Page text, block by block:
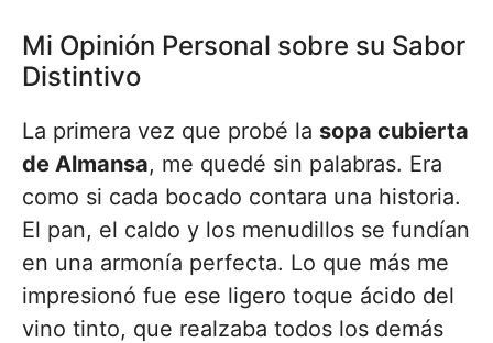
Mi Opinión Personal sobre su Sabor
Distintivo
La primera vez que probé la sopa cubierta
de Almansa, me quedé sin palabras. Era
como si cada bocado contara una historia.
El pan, el caldo y los menudillos se fundían
en una armonía perfecta. Lo que más me
impresionó fue ese ligero toque ácido del
vino tinto, que realzaba todos los demás